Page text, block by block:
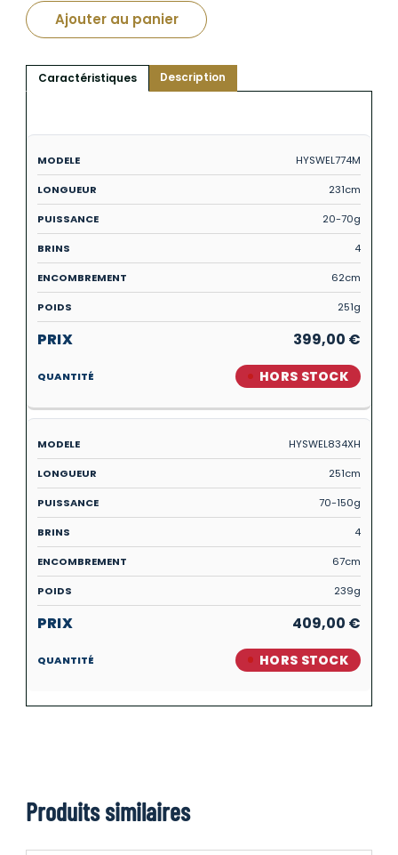
Ajouter au panier
Caractéristiques Description
HYSWEL774M
231cm
20-70g
4
62cm
251g
399,00 €
HORS STOCK
HYSWEL834XH
251cm
70-150g
4
67cm
239g
409,00 €
HORS STOCK
Produits similaires